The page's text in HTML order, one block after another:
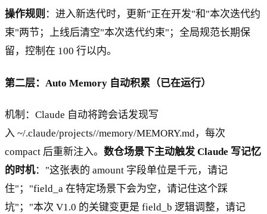
操作规则 ：进入新迭代时，更新"正在开发"和"本次迭代约
束"两节；上线后清空"本次迭代约束"；全局规范长期保
留，控制在 100 行以内。
第二层：Auto Memory 自动积累（已在运行）
机制：Claude 自动将跨会话发现写
入 ~/.claude/projects//memory/MEMORY.md，每次
compact 后重新注入。 数仓场景下主动触发 Claude 写记忆
的时机："这张表的 amount 字段单位是千元，请记
住"；"field_a 在特定场景下会为空，请记住这个踩
坑"；"本次 V1.0 的关键变更是 field_b 逻辑调整，请记